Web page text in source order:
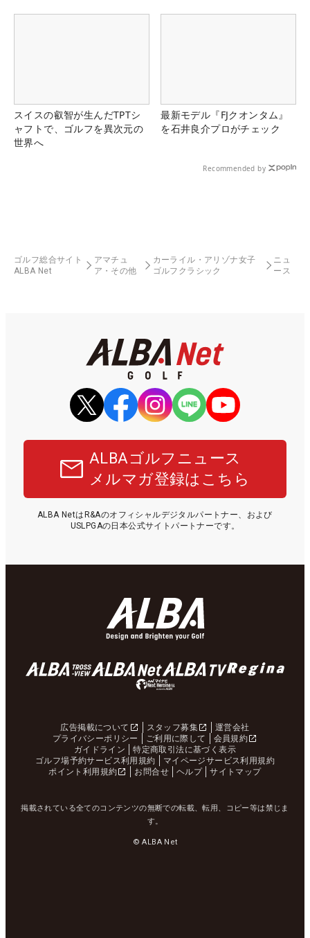
スイスの叡智が生んだTPTシ
ャフトで、ゴルフを異次元の
世界へ
最新モデル『FJクオンタム』
を石井良介プロがチェック
Recommended by
ゴルフ総合サイト
ALBA Net
アマチュ
ア・その他
カーライル・アリゾナ女子
ゴルフクラシック
ニュ
ース
ALBAゴルフニュース
メルマガ登録はこちら
ALBA NetはR&Aのオフィシャルデジタルパートナー、および
USLPGAの日本公式サイトパートナーです。
広告掲載について スタッフ募集
運営会社
プライバシーポリシー
ご利用に際して
会員規約
ガイドライン
特定商取引法に基づく表示
ゴルフ場予約サービス利用規約
マイページサービス利用規約
ポイント利用規約
お問合せ ヘルプ サイトマップ
掲載されている全てのコンテンツの無断での転載、転用、コピー等は禁じま
す。
© ALBA Net